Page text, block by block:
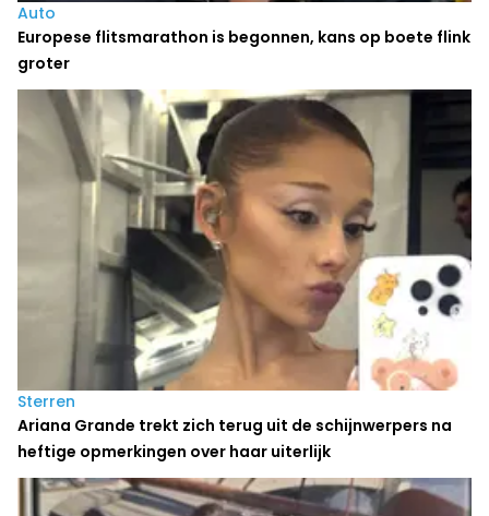
Auto
Europese flitsmarathon is begonnen, kans op boete flink
groter
Sterren
Ariana Grande trekt zich terug uit de schijnwerpers na
heftige opmerkingen over haar uiterlijk